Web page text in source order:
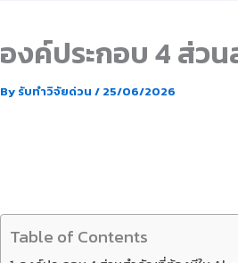
องค์ประกอบ 4 ส่ว
By รับทำวิจัยด่วน / 25/06/2026
Table of Contents